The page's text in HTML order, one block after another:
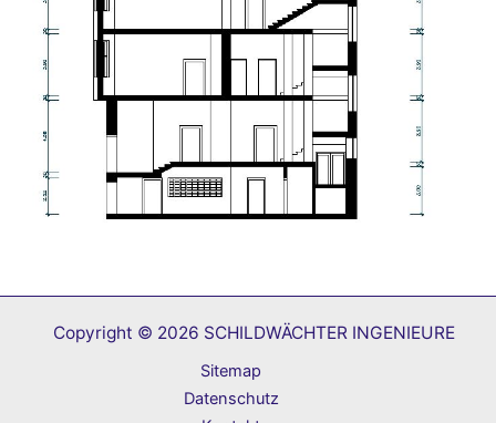
Copyright © 2026 SCHILDWÄCHTER INGENIEURE
Sitemap
Datenschutz